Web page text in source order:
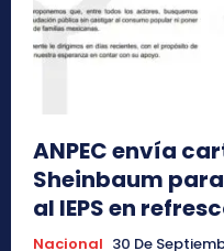
ANPEC envía
Sheinbaum
al IEPS en
Nacional 30 De